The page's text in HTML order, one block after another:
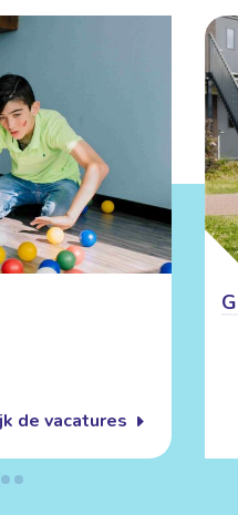
de vacatures